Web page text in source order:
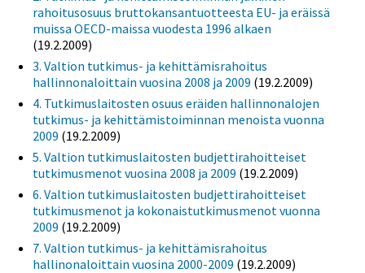
rahoitusosuus bruttokansantuotteesta EU- ja eräissä
muissa OECD-maissa vuodesta 1996 alkaen
(19.2.2009)
3. Valtion tutkimus- ja kehittämisrahoitus
hallinnonaloittain vuosina 2008 ja 2009 (19.2.2009)
4. Tutkimuslaitosten osuus eräiden hallinnonalojen
tutkimus- ja kehittämistoiminnan menoista vuonna
2009 (19.2.2009)
5. Valtion tutkimuslaitosten budjettirahoitteiset
tutkimusmenot vuosina 2008 ja 2009 (19.2.2009)
6. Valtion tutkimuslaitosten budjettirahoitteiset
tutkimusmenot ja kokonaistutkimusmenot vuonna
2009 (19.2.2009)
7. Valtion tutkimus- ja kehittämisrahoitus
hallinonaloittain vuosina 2000-2009 (19.2.2009)